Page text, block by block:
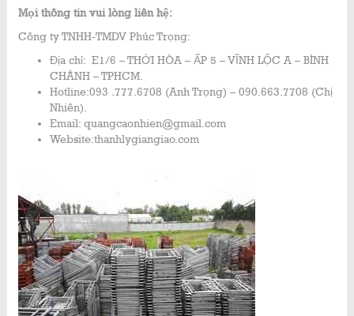
Mọi thông tin vui lòng liên hệ:
Công ty TNHH-TMDV Phúc Trọng:
Địa chỉ: E1/6 – THỚI HÒA – ẤP 5 – VĨNH LỘC A – BÌNH
CHÁNH – TPHCM.
Hotline:093 .777.6708 (Anh Trọng) – 090.663.7708 (Chị
Nhiên).
Email: quangcaonhien@gmail.com
Website:thanhlygiangiao.com